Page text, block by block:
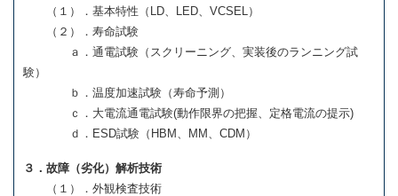
（１）．基本特性（LD、LED、VCSEL）
（２）．寿命試験
ａ．通電試験（スクリーニング、実装後のランニング試
験）
ｂ．温度加速試験（寿命予測）
ｃ．大電流通電試験(動作限界の把握、定格電流の提示)
ｄ．ESD試験（HBM、MM、CDM）
３．故障（劣化）解析技術
（１）．外観検査技術